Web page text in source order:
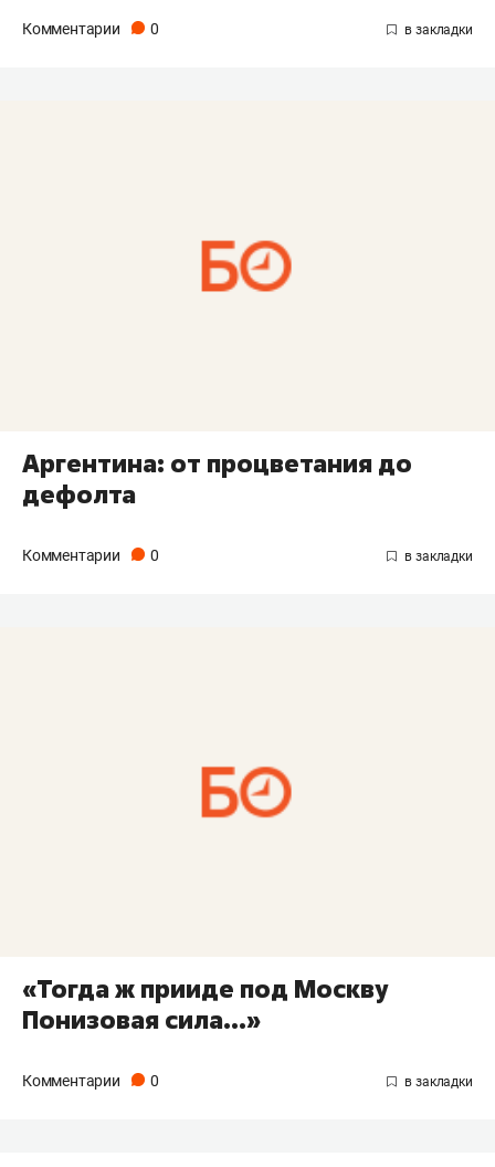
Комментарии 0
Аргентина: от процветания до
дефолта
Комментарии 0
«Тогда ж прииде под Москву
Понизовая сила…»
Комментарии 0